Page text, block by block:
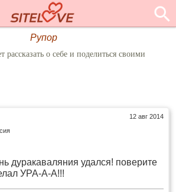
Рупор
рассказать о себе и поделиться своими
12 авг 2014
дуракаваляния удался! поверите
УРА-А-А!!!